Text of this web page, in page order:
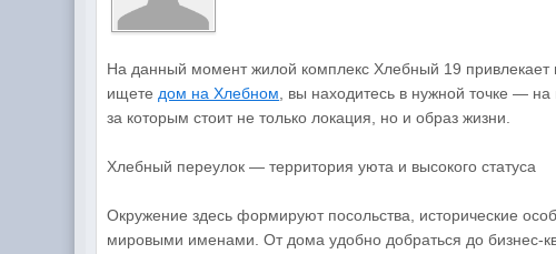
На данный момент жилой комплекс Хлебный 19 привлекает
ищете дом на Хлебном , вы находитесь в нужной точке —
за которым стоит не только локация, но и образ жизни.
Хлебный переулок — территория уюта и высокого статуса
Окружение здесь формируют посольства, исторические
мировыми именами. От дома удобно добраться до бизнес-